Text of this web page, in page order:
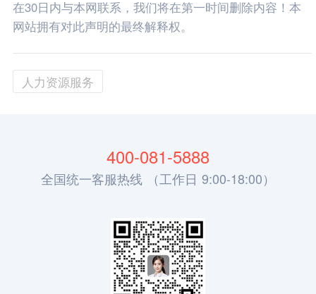
在30日内与本网联系，我们将在第一时间删除内容！本
网站拥有对此声明的最终解释权。
人力资源服务
400-081-5888
全国统一客服热线 （工作日 9:00-18:00）